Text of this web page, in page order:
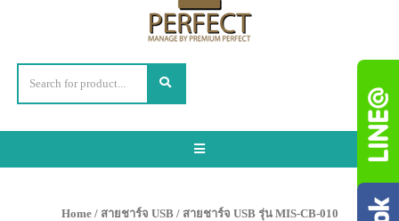
Toggle
Home/ สายชาร์จ USB/ สายชาร์จ USB รุ่น MIS-CB-010